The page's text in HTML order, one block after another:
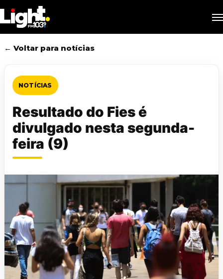
to
main
content
← Voltar para notícias
NOTÍCIAS
Resultado do Fies é
divulgado nesta segunda-
feira (9)